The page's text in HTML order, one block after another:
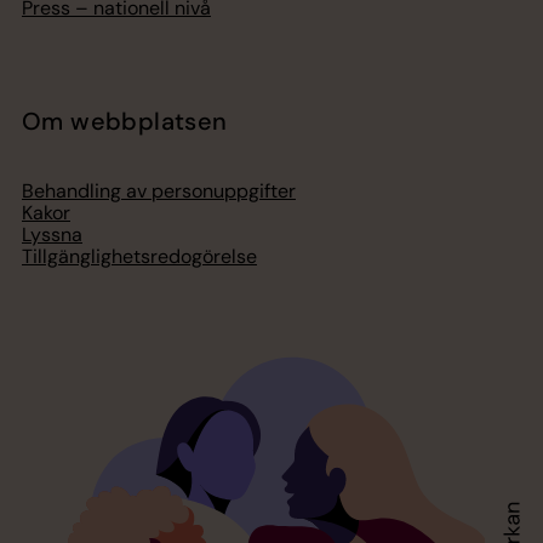
Press – nationell nivå
Om webbplatsen
Behandling av personuppgifter
Kakor
Lyssna
Tillgänglighetsredogörelse